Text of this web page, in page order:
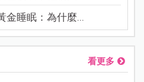
金睡眠：為什麼...
看更多